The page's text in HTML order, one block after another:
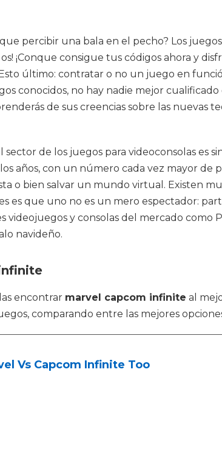
percibir una bala en el pecho? Los
¡Conque consigue tus códigos ahora y
último: contratar o no un juego en
conocidos, no hay nadie mejor
de sus creencias sobre las nuevas
de los juegos para videoconsolas es
con un número cada vez mayor de
o bien salvar un mundo virtual. Existen
es que uno no es un mero espectador:
videojuegos y consolas del mercado
navideño.
encontrar marvel capcom infinite al
comparando entre las mejores
Vs Capcom Infinite Too